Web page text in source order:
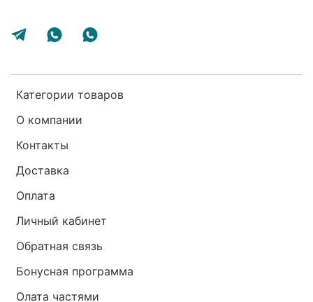
Категории товаров
О компании
Контакты
Доставка
Оплата
Личный кабинет
Обратная связь
Бонусная программа
Олата частями